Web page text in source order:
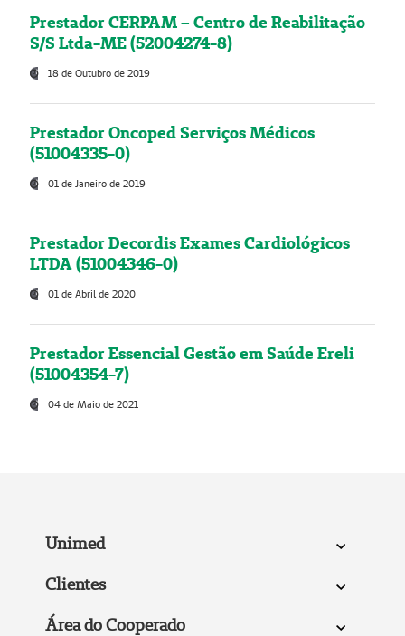
Prestador CERPAM – Centro de Reabilitação
S/S Ltda-ME (52004274-8)
18 de Outubro de 2019
Prestador Oncoped Serviços Médicos
(51004335-0)
01 de Janeiro de 2019
Prestador Decordis Exames Cardiológicos
LTDA (51004346-0)
01 de Abril de 2020
Prestador Essencial Gestão em Saúde Ereli
(51004354-7)
04 de Maio de 2021
Unimed
Clientes
Área do Cooperado